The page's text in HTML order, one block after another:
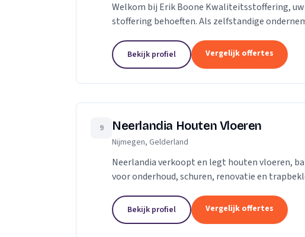
Welkom bij Erik Boone Kwaliteitsstoffering,
stoffering behoeften. Als zelfstandige
Bekijk profiel Vergelijk offertes
9 Neerlandia Houten Vloeren
Nijmegen, Gelderland
Neerlandia verkoopt en legt houten vloeren,
voor onderhoud, schuren, renovatie en
Bekijk profiel Vergelijk offertes